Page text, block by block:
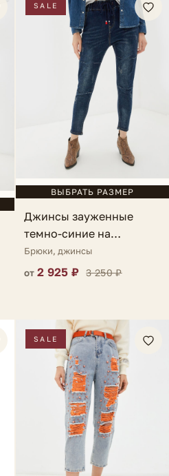
SALE
ВЫБРАТЬ РАЗМЕР
Джинсы зауженные
темно-синие на
завязках Marsilia
Брюки, джинсы
от 2 925 ₽ 3 250 ₽
SALE